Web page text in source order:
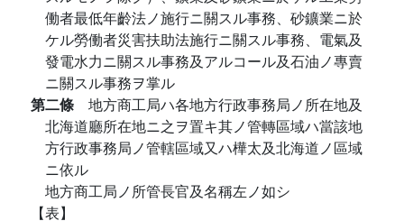
働者最低年齡法ノ施行ニ關スル事務、砂鑛業ニ於
ケル勞働者災害扶助法施行ニ關スル事務、電氣及
發電水力ニ關スル事務及アルコール及石油ノ專賣
ニ關スル事務ヲ掌ル
第二條 地方商工局ハ各地方行政事務局ノ所在地及
北海道廳所在地ニ之ヲ置キ其ノ管轉區域ハ當該地
方行政事務局ノ管轄區域又ハ樺太及北海道ノ區域
ニ依ル
地方商工局ノ所管長官及名稱左ノ如シ
【表】